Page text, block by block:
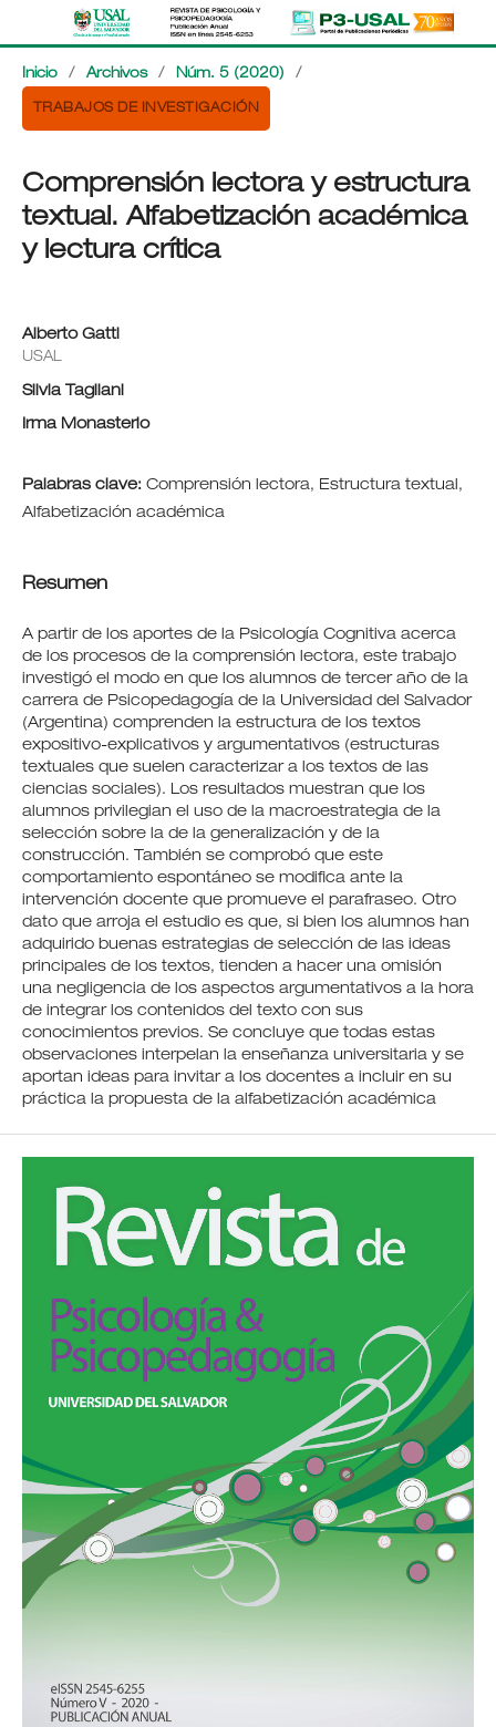
Inicio / Archivos / Núm. 5 (2020) /
TRABAJOS DE INVESTIGACIÓN
Comprensión lectora y estructura
textual. Alfabetización académica
y lectura crítica
Alberto Gatti
USAL
Silvia Tagliani
Irma Monasterio
Palabras clave: Comprensión lectora, Estructura textual,
Alfabetización académica
Resumen
A partir de los aportes de la Psicología Cognitiva acerca
de los procesos de la comprensión lectora, este trabajo
investigó el modo en que los alumnos de tercer año de la
carrera de Psicopedagogía de la Universidad del Salvador
(Argentina) comprenden la estructura de los textos
expositivo-explicativos y argumentativos (estructuras
textuales que suelen caracterizar a los textos de las
ciencias sociales). Los resultados muestran que los
alumnos privilegian el uso de la macroestrategia de la
selección sobre la de la generalización y de la
construcción. También se comprobó que este
comportamiento espontáneo se modifica ante la
intervención docente que promueve el parafraseo. Otro
dato que arroja el estudio es que, si bien los alumnos han
adquirido buenas estrategias de selección de las ideas
principales de los textos, tienden a hacer una omisión
una negligencia de los aspectos argumentativos a la hora
de integrar los contenidos del texto con sus
conocimientos previos. Se concluye que todas estas
observaciones interpelan la enseñanza universitaria y se
aportan ideas para invitar a los docentes a incluir en su
práctica la propuesta de la alfabetización académica